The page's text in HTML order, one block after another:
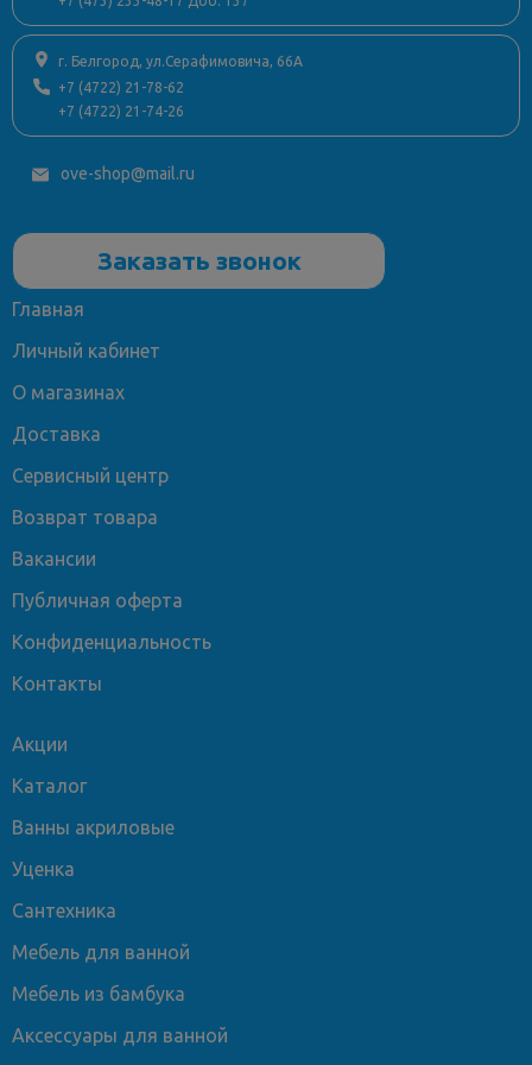
г. Белгород, ул.Серафимовича, 66А
+7 (4722) 21-78-62
+7 (4722) 21-74-26
ove-shop@mail.ru
Заказать звонок
Главная
Личный кабинет
О магазинах
Доставка
Сервисный центр
Возврат товара
Вакансии
Публичная оферта
Конфиденциальность
Контакты
Акции
Каталог
Ванны акриловые
Уценка
Сантехника
Мебель для ванной
Мебель из бамбука
Аксессуары для ванной